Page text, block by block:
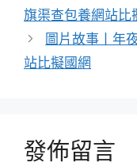
旗渠查包養網站比
圖片故事丨年
站比擬國網
發佈留言